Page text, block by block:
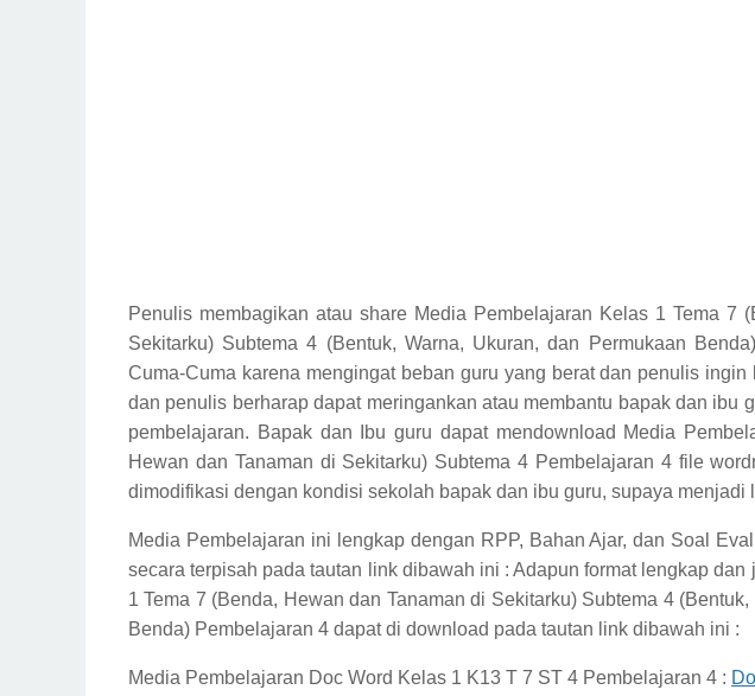
Penulis membagikan atau share Media Pembelajaran Kelas 1 Tema 7
Sekitarku) Subtema 4 (Bentuk, Warna, Ukuran, dan Permukaan
Cuma-Cuma karena mengingat beban guru yang berat dan penulis
dan penulis berharap dapat meringankan atau membantu bapak dan ibu
pembelajaran. Bapak dan Ibu guru dapat mendownload Media
Hewan dan Tanaman di Sekitarku) Subtema 4 Pembelajaran 4 file
dimodifikasi dengan kondisi sekolah bapak dan ibu guru, supaya menjadi
Media Pembelajaran ini lengkap dengan RPP, Bahan Ajar, dan Soal
secara terpisah pada tautan link dibawah ini :Adapun format lengkap dan
1 Tema 7 (Benda, Hewan dan Tanaman di Sekitarku) Subtema 4
Benda) Pembelajaran 4 dapat di download pada tautan link dibawah ini :
Media Pembelajaran Doc Word Kelas 1 K13 T 7 ST 4 Pembelajaran 4 :